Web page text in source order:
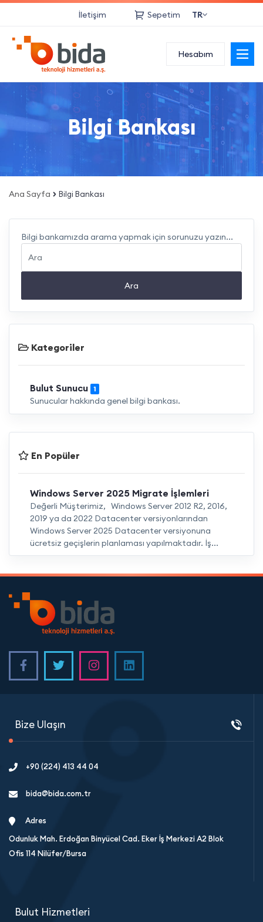
İletişim Sepetim TR
Kurumsal
Bulut Hizmetleri
Web Hizmetleri
Network Hizmetleri
Yedekleme
Hesabım
Bilgi Bankası
Ana Sayfa Bilgi Bankası
Bilgi bankamızda arama yapmak için sorunuzu yazın...
Ara
Kategoriler
Bulut Sunucu 1
Sunucular hakkında genel bilgi bankası.
En Popüler
Windows Server 2025 Migrate İşlemleri
Değerli Müşterimiz, Windows Server 2012 R2, 2016,
2019 ya da 2022 Datacenter versiyonlarından
Windows Server 2025 Datacenter versiyonuna
ücretsiz geçişlerin planlaması yapılmaktadır. İş...
Bize Ulaşın
+90 (224) 413 44 04
bida@bida.com.tr
Adres
Odunluk Mah. Erdoğan Binyücel Cad. Eker İş Merkezi A2 Blok
Ofis 114 Nilüfer/Bursa
Bulut Hizmetleri